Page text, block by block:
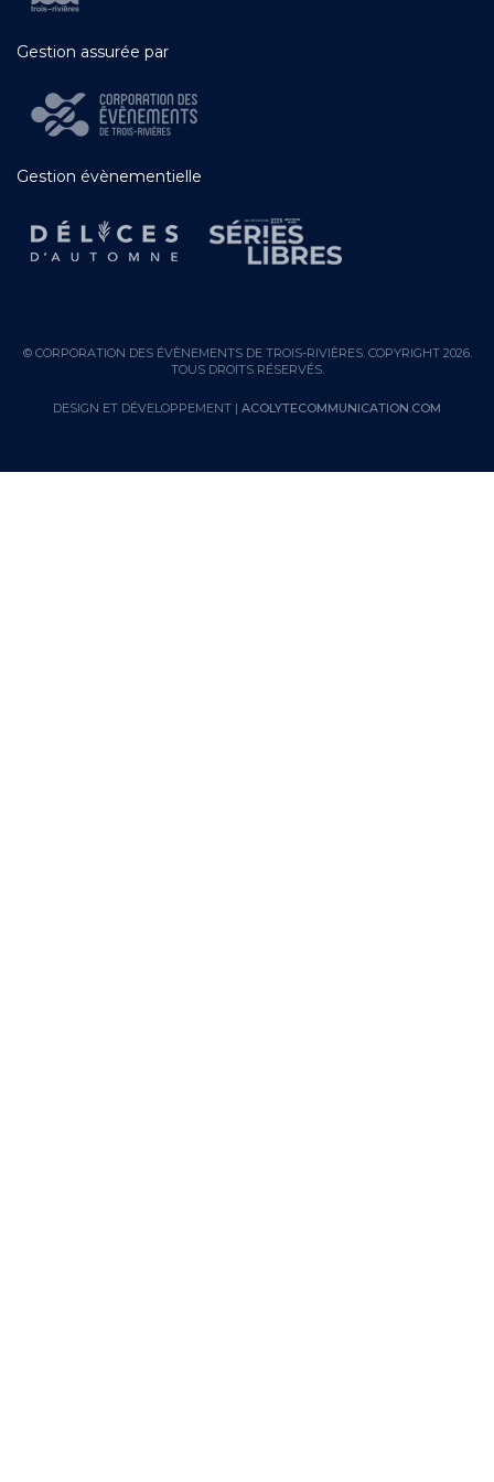
Gestion assurée par
Gestion évènementielle
© CORPORATION DES ÉVÈNEMENTS DE TROIS-RIVIÈRES. COPYRIGHT 2026.
TOUS DROITS RÉSERVÉS.
DESIGN ET DÉVELOPPEMENT | ACOLYTECOMMUNICATION.COM